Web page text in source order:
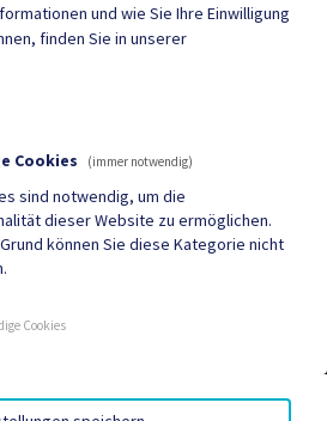
Gemeindezeitung
|DATENSCHUTZ|
und wie Sie Ihre Einwilligung
finden Sie in unserer
Cookies (immer notwendig)
sind notwendig, um die
dieser Website zu ermöglichen.
können Sie diese Kategorie nicht
Cookies